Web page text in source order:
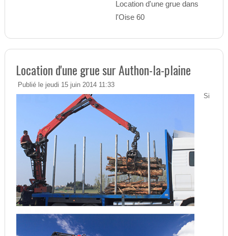
Location d'une grue dans
l'Oise 60
Location d'une grue sur Authon-la-plaine
Publié le jeudi 15 juin 2014 11:33
Si